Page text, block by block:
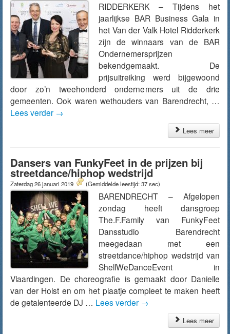
RIDDERKERK – Tijdens het
jaarlijkse BAR Business Gala in
het Van der Valk Hotel Ridderkerk
zijn de winnaars van de BAR
Ondernemersprijzen
bekendgemaakt. De
prijsuitreiking werd bijgewoond
door zo’n tweehonderd ondernemers uit de drie
gemeenten. Ook waren wethouders van Barendrecht, …
Lees verder →
Lees meer
Dansers van FunkyFeet in de prijzen bij
streetdance/hiphop wedstrijd
Zaterdag 26 januari 2019 (Gemiddelde leestijd: 37 sec)
BARENDRECHT – Afgelopen
zondag heeft dansgroep
The.F.Family van FunkyFeet
Dansstudio Barendrecht
meegedaan met een
streetdance/hiphop wedstrijd van
ShellWeDanceEvent in
Vlaardingen. De choreografie is gemaakt door Danielle
van der Holst en om het plaatje compleet te maken heeft
de getalenteerde DJ … Lees verder →
Lees meer